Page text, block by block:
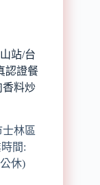
站/台
認證餐
香料炒
林區
間:
休)